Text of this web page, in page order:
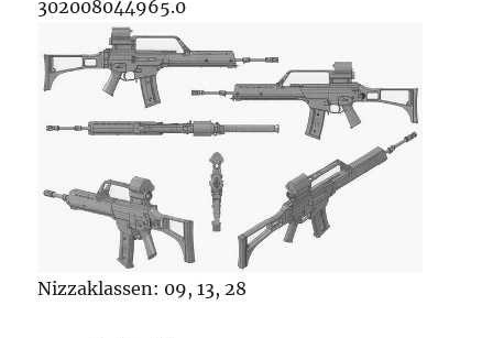
302008044965.0
Nizzaklassen: 09, 13, 28